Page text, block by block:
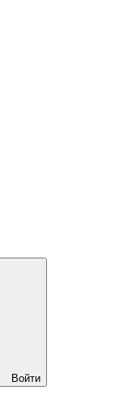
Войти